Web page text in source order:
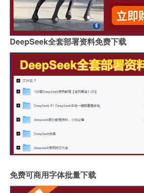
DeepSeek全套部署资料免费下载
免费可商用字体批量下载